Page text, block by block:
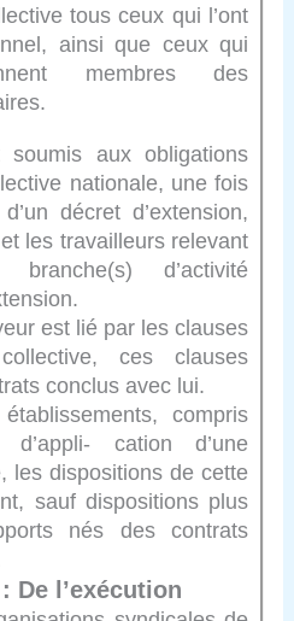
tous ceux qui l’ont
ainsi que ceux qui
membres des
soumis aux obligations
nationale, une fois
décret d’extension,
les travailleurs relevant
d’activité
est lié par les clauses
ces clauses
conclus avec lui.
compris
cation d’une
les dispositions de cette
sauf dispositions plus
nés des contrats
De l’exécution